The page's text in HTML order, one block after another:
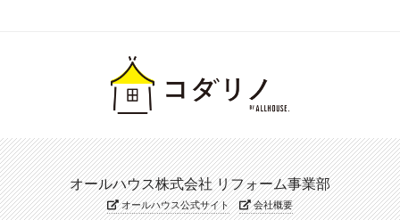
オールハウス株式会社 リフォーム事業部
オールハウス公式サイト 会社概要